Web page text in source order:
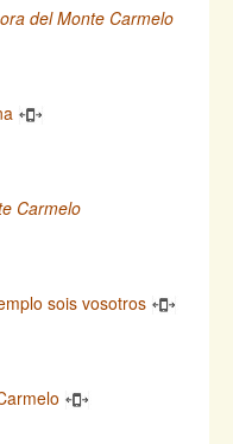
del Monte Carmelo
Carmelo
sois vosotros